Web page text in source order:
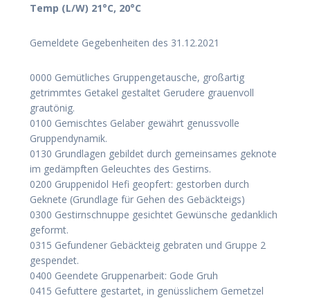
Temp (L/W) 21°C, 20°C
Gemeldete Gegebenheiten des 31.12.2021
0000 Gemütliches Gruppengetausche, großartig
getrimmtes Getakel gestaltet Gerudere grauenvoll
grautönig.
0100 Gemischtes Gelaber gewährt genussvolle
Gruppendynamik.
0130 Grundlagen gebildet durch gemeinsames geknote
im gedämpften Geleuchtes des Gestirns.
0200 Gruppenidol Hefi geopfert: gestorben durch
Geknete (Grundlage für Gehen des Gebäckteigs)
0300 Gestirnschnuppe gesichtet Gewünsche gedanklich
geformt.
0315 Gefundener Gebäckteig gebraten und Gruppe 2
gespendet.
0400 Geendete Gruppenarbeit: Gode Gruh
0415 Gefuttere gestartet, in genüsslichem Gemetzel